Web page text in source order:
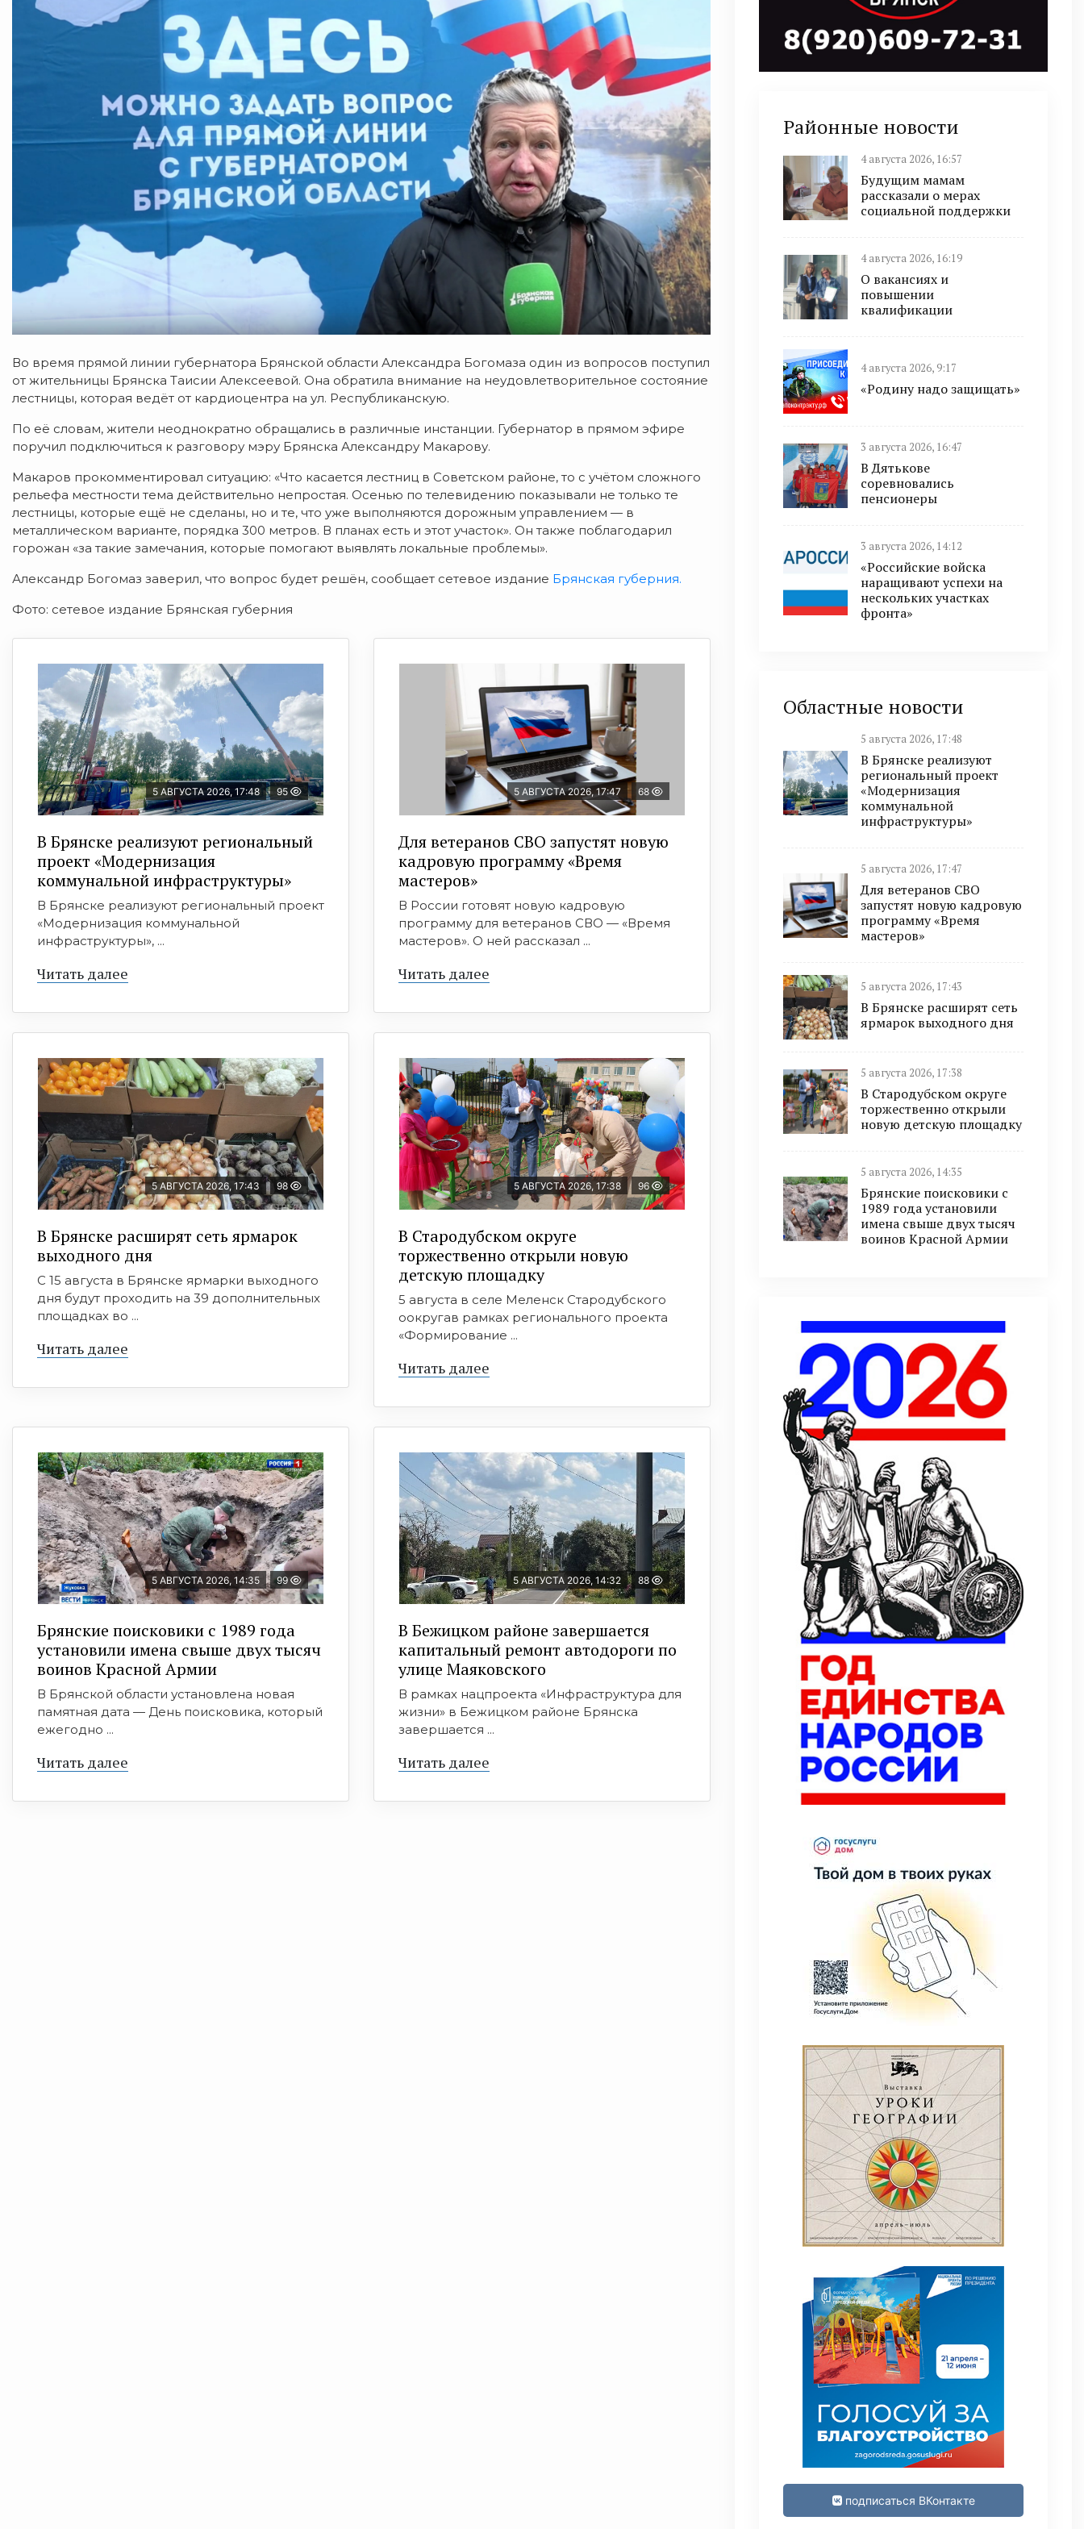
Во время прямой линии губернатора Брянской области Александра Богомаза один из вопросов поступил
от жительницы Брянска Таисии Алексеевой. Она обратила внимание на неудовлетворительное состояние
лестницы, которая ведёт от кардиоцентра на ул. Республиканскую.
По её словам, жители неоднократно обращались в различные инстанции. Губернатор в прямом эфире
поручил подключиться к разговору мэру Брянска Александру Макарову.
Макаров прокомментировал ситуацию: «Что касается лестниц в Советском районе, то с учётом сложного
рельефа местности тема действительно непростая. Осенью по телевидению показывали не только те
лестницы, которые ещё не сделаны, но и те, что уже выполняются дорожным управлением — в
металлическом варианте, порядка 300 метров. В планах есть и этот участок». Он также поблагодарил
горожан «за такие замечания, которые помогают выявлять локальные проблемы».
Александр Богомаз заверил, что вопрос будет решён, сообщает сетевое издание Брянская губерния.
Фото: сетевое издание Брянская губерния
5 АВГУСТА 2026, 17:48 95
В Брянске реализуют региональный
проект «Модернизация
коммунальной инфраструктуры»
В Брянске реализуют региональный проект
«Модернизация коммунальной
инфраструктуры», ...
Читать далее
5 АВГУСТА 2026, 17:47 68
Для ветеранов СВО запустят новую
кадровую программу «Время
мастеров»
В России готовят новую кадровую
программу для ветеранов СВО — «Время
мастеров». О ней рассказал ...
Читать далее
5 АВГУСТА 2026, 17:43 98
В Брянске расширят сеть ярмарок
выходного дня
С 15 августа в Брянске ярмарки выходного
дня будут проходить на 39 дополнительных
площадках во ...
Читать далее
5 АВГУСТА 2026, 17:38 96
В Стародубском округе
торжественно открыли новую
детскую площадку
5 августа в селе Меленск Стародубского
оокругав рамках регионального проекта
«Формирование ...
Читать далее
5 АВГУСТА 2026, 14:35 99
Брянские поисковики с 1989 года
установили имена свыше двух тысяч
воинов Красной Армии
В Брянской области установлена новая
памятная дата — День поисковика, который
ежегодно ...
Читать далее
5 АВГУСТА 2026, 14:32 88
В Бежицком районе завершается
капитальный ремонт автодороги по
улице Маяковского
В рамках нацпроекта «Инфраструктура для
жизни» в Бежицком районе Брянска
завершается ...
Читать далее
Районные новости
4 августа 2026, 16:57
Будущим мамам
рассказали о мерах
социальной поддержки
4 августа 2026, 16:19
О вакансиях и
повышении
квалификации
4 августа 2026, 9:17
«Родину надо защищать»
3 августа 2026, 16:47
В Дятькове
соревновались
пенсионеры
3 августа 2026, 14:12
«Российские войска
наращивают успехи на
нескольких участках
фронта»
Областные новости
5 августа 2026, 17:48
В Брянске реализуют
региональный проект
«Модернизация
коммунальной
инфраструктуры»
5 августа 2026, 17:47
Для ветеранов СВО
запустят новую кадровую
программу «Время
мастеров»
5 августа 2026, 17:43
В Брянске расширят сеть
ярмарок выходного дня
5 августа 2026, 17:38
В Стародубском округе
торжественно открыли
новую детскую площадку
5 августа 2026, 14:35
Брянские поисковики с
1989 года установили
имена свыше двух тысяч
воинов Красной Армии
подписаться ВКонтакте